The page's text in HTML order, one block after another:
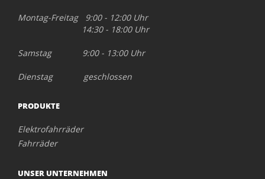
Montag-Freitag 9:00 - 12:00 Uhr
14:30 - 18:00 Uhr
Samstag 9:00 - 13:00 Uhr
Dienstag geschlossen
PRODUKTE
Elektrofahrräder
Fahrräder
UNSER UNTERNEHMEN